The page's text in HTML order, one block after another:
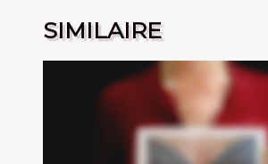
SIMILAIRE